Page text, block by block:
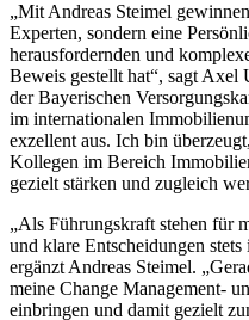
„Mit Andreas Steimel
Experten, sondern eine
herausfordernden und
Beweis gestellt hat“, sagt Axel
der Bayerischen
im internationalen
exzellent aus. Ich bin
Kollegen im Bereich
gezielt stärken und zugleich
„Als Führungskraft stehen für
und klare Entscheidungen
ergänzt Andreas Steimel.
meine Change Management-
einbringen und damit gezielt